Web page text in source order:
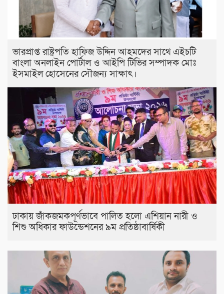
ভারপ্রাপ্ত রাষ্ট্রপতি হাফিজ উদ্দিন আহমদের সাথে এইচটি
বাংলা অনলাইন পোর্টাল ও আইপি টিভির সম্পাদক মোঃ
ইসমাইল হোসেনের সৌজন্য সাক্ষাৎ।
ঢাকায় জাঁকজমকপূর্ণভাবে পালিত হলো এশিয়ান নারী ও
শিশু অধিকার ফাউন্ডেশনের ৯ম প্রতিষ্ঠাবার্ষিকী